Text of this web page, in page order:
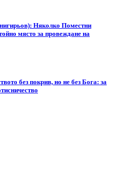
Няколко Поместни
място за провеждане на
без покрив, но не без Бога: за